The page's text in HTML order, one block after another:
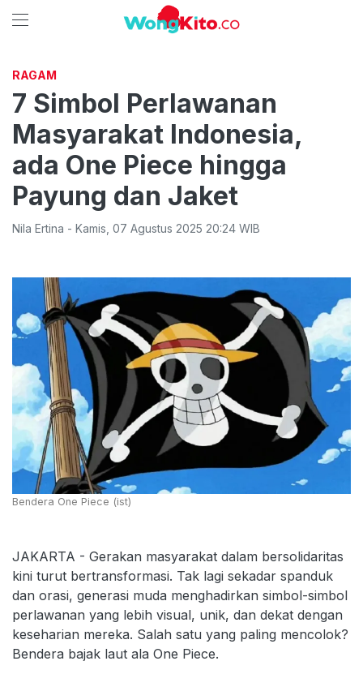
RAGAM
7 Simbol Perlawanan
Masyarakat Indonesia,
ada One Piece hingga
Payung dan Jaket
Nila Ertina - Kamis 07 Agustus 2025 20:24 WIB
Bendera One Piece (ist)
JAKARTA - Gerakan masyarakat dalam bersolidaritas
kini turut bertransformasi. Tak lagi sekadar spanduk
dan orasi, generasi muda menghadirkan simbol-simbol
perlawanan yang lebih visual, unik, dan dekat dengan
keseharian mereka. Salah satu yang paling mencolok?
Bendera bajak laut ala One Piece.